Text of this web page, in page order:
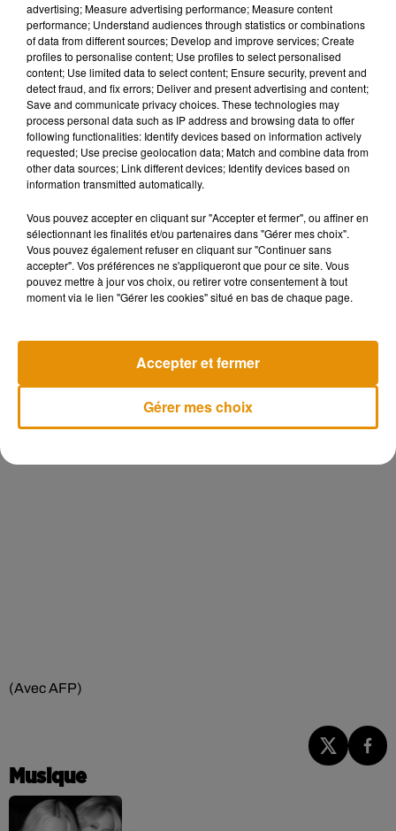
Féminicides par compagnons ou ex, il s’agirait du 41 ème
cette année.
(Avec AFP)
Musique
advertising; Measure advertising performance; Measure content
performance; Understand audiences through statistics or combinations
of data from different sources; Develop and improve services; Create
profiles to personalise content; Use profiles to select personalised
content; Use limited data to select content; Ensure security, prevent and
detect fraud, and fix errors; Deliver and present advertising and content;
Save and communicate privacy choices. These technologies may
process personal data such as IP address and browsing data to offer
following functionalities: Identify devices based on information actively
requested; Use precise geolocation data; Match and combine data from
other data sources; Link different devices; Identify devices based on
information transmitted automatically.
Vous pouvez accepter en cliquant sur "Accepter et fermer", ou affiner en
sélectionnant les finalités et/ou partenaires dans "Gérer mes choix".
Vous pouvez également refuser en cliquant sur "Continuer sans
accepter". Vos préférences ne s'appliqueront que pour ce site. Vous
pouvez mettre à jour vos choix, ou retirer votre consentement à tout
moment via le lien "Gérer les cookies" situé en bas de chaque page.
Gérer mes choix
Accepter et fermer